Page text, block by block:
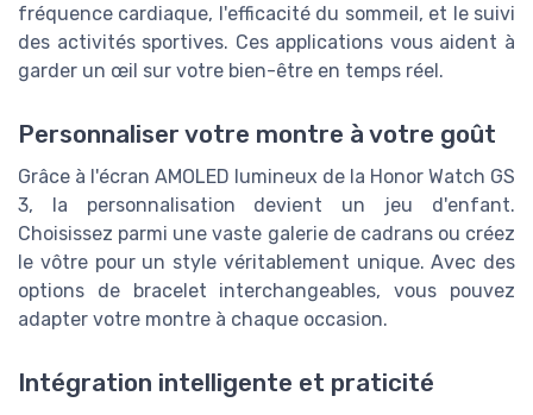
fréquence cardiaque, l'efficacité du sommeil, et le suivi
des activités sportives. Ces applications vous aident à
garder un œil sur votre bien-être en temps réel.
Personnaliser votre montre à votre goût
Grâce à l'écran AMOLED lumineux de la Honor Watch GS
3, la personnalisation devient un jeu d'enfant.
Choisissez parmi une vaste galerie de cadrans ou créez
le vôtre pour un style véritablement unique. Avec des
options de bracelet interchangeables, vous pouvez
adapter votre montre à chaque occasion.
Intégration intelligente et praticité